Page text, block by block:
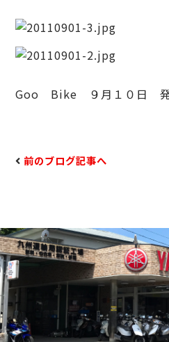
Goo Bike ９月１０日 発
前のブログ記事へ